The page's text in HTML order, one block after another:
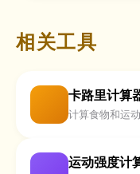
相关工具
卡路里计算
计算食物和运
运动强度计